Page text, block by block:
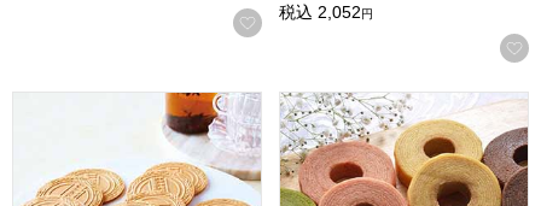
お気に入りに登録する
税込 2,052円
東京風月堂 ゴーフレット(48枚入)【年間ギフト】
神戸スイーツポート KOBE彩